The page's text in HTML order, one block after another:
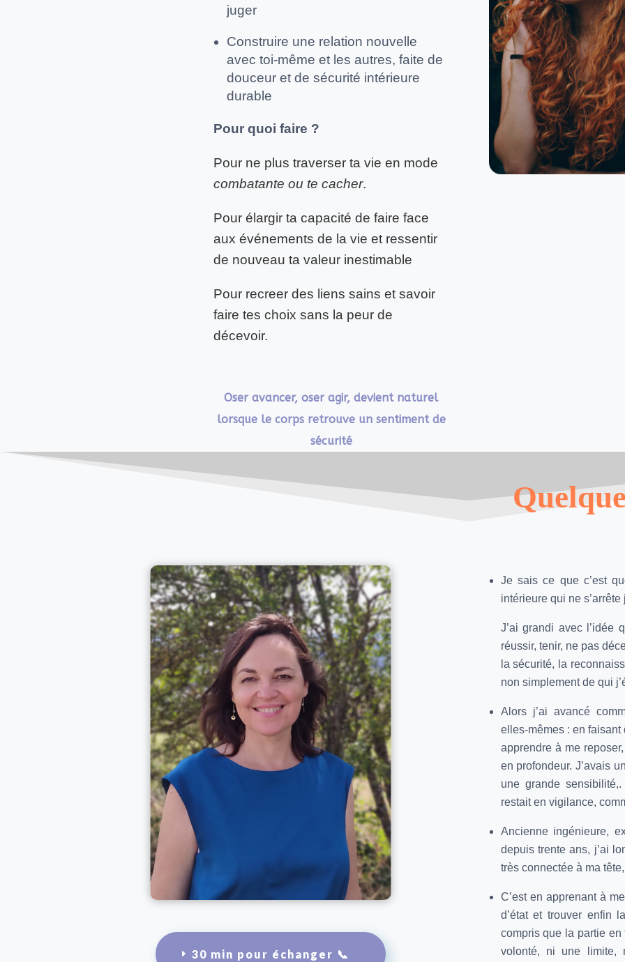
juger
Construire une relation nouvelle
avec toi-même et les autres, faite de
douceur et de sécurité intérieure
durable
Pour quoi faire ?
Pour ne plus traverser ta vie en mode
combatante ou te cacher.
Pour élargir ta capacité de faire face
aux événements de la vie et ressentir
de nouveau ta valeur inestimable
Pour recreer des liens sains et savoir
faire tes choix sans la peur de
décevoir.
Oser avancer, oser agir, devient naturel
lorsque le corps retrouve un sentiment de
sécurité
30 min pour échanger 📞
Je sais ce que c’est
intérieure qui ne
J’ai grandi avec l’idée
réussir, tenir, ne pas
la sécurité, la
non simplement de qui
Alors j’ai avancé
elles-mêmes : en
apprendre à me
en profondeur. J’avais
une grande
restait en vigilance,
Ancienne ingénieure,
depuis trente ans, j’ai
très connectée à ma
C’est en apprenant à
d’état et trouver enfin
compris que la partie en
volonté, ni une limite,